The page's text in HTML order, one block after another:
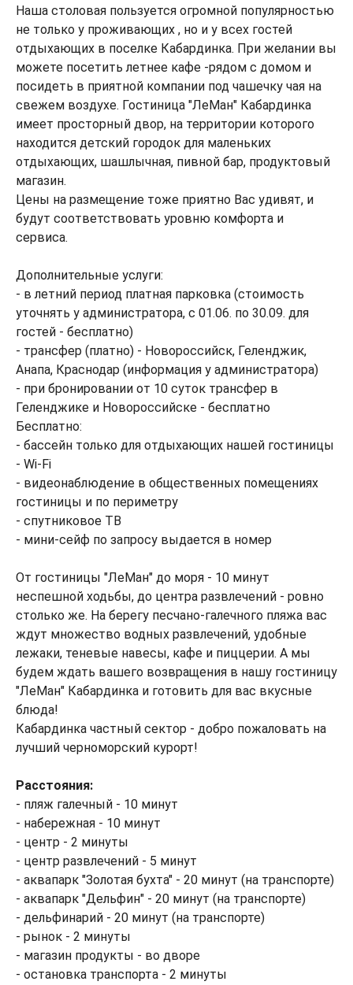
Наша столовая пользуется огромной популярностью
не только у проживающих , но и у всех гостей
отдыхающих в поселке Кабардинка. При желании вы
можете посетить летнее кафе -рядом с домом и
посидеть в приятной компании под чашечку чая на
свежем воздухе. Гостиница "ЛеМан" Кабардинка
имеет просторный двор, на территории которого
находится детский городок для маленьких
отдыхающих, шашлычная, пивной бар, продуктовый
магазин.
Цены на размещение тоже приятно Вас удивят, и
будут соответствовать уровню комфорта и
сервиса.
Дополнительные услуги:
- в летний период платная парковка (стоимость
уточнять у администратора, с 01.06. по 30.09. для
гостей - бесплатно)
- трансфер (платно) - Новороссийск, Геленджик,
Анапа, Краснодар (информация у администратора)
- при бронировании от 10 суток трансфер в
Геленджике и Новороссийске - бесплатно
Бесплатно:
- бассейн только для отдыхающих нашей гостиницы
- Wi-Fi
- видеонаблюдение в общественных помещениях
гостиницы и по периметру
- спутниковое ТВ
- мини-сейф по запросу выдается в номер
От гостиницы "ЛеМан" до моря - 10 минут
неспешной ходьбы, до центра развлечений - ровно
столько же. На берегу песчано-галечного пляжа вас
ждут множество водных развлечений, удобные
лежаки, теневые навесы, кафе и пиццерии. А мы
будем ждать вашего возвращения в нашу гостиницу
"ЛеМан" Кабардинка и готовить для вас вкусные
блюда!
Кабардинка частный сектор - добро пожаловать на
лучший черноморский курорт!
Расстояния:
- пляж галечный - 10 минут
- набережная - 10 минут
- центр - 2 минуты
- центр развлечений - 5 минут
- аквапарк "Золотая бухта" - 20 минут (на транспорте)
- аквапарк "Дельфин" - 20 минут (на транспорте)
- дельфинарий - 20 минут (на транспорте)
- рынок - 2 минуты
- магазин продукты - во дворе
- остановка транспорта - 2 минуты